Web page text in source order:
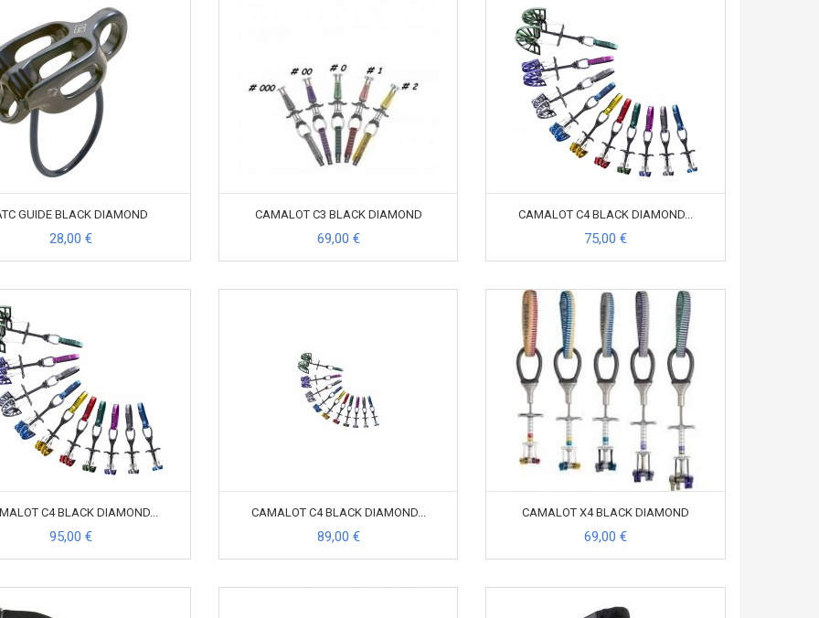
GUIDE BLACK DIAMOND
28,00 €
CAMALOT C3 BLACK DIAMOND
69,00 €
CAMALOT C4 BLACK DIAMOND...
75,00 €
C4 BLACK DIAMOND...
95,00 €
CAMALOT C4 BLACK DIAMOND...
89,00 €
CAMALOT X4 BLACK DIAMOND
69,00 €